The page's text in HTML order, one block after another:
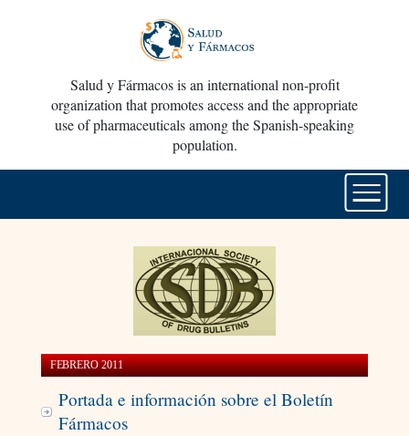
Salud y Fármacos is an international non-profit
organization that promotes access and the appropriate
use of pharmaceuticals among the Spanish-speaking
population.
FEBRERO 2011
Portada e información sobre el Boletín
Fármacos